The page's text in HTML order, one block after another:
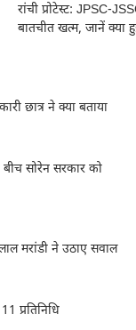
रांची प्रोटेस्ट: JPSC-
बातचीत खत्म, जानें क्या
छात्र ने क्या बताया
सोरेन सरकार को
मरांडी ने उठाए सवाल
प्रतिनिधि